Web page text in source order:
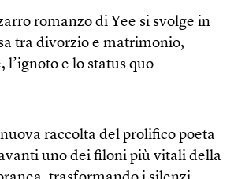
romanzo di Yee si svolge in
tra divorzio e matrimonio,
l’ignoto e lo status quo.
raccolta del prolifico poeta
uno dei filoni più vitali della